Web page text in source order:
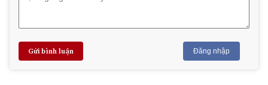
Gửi bình luận Đăng nhập